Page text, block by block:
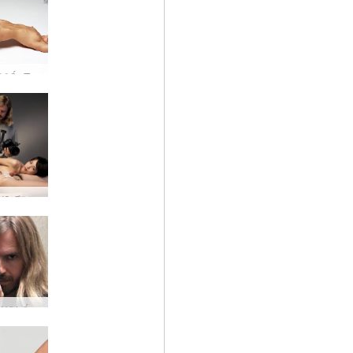
Φτιαγμένο στην Ιαπωνία
Ο Petter έχει ένα νέο όπλο και είναι γεμάτο με 60,5 mega pixel!